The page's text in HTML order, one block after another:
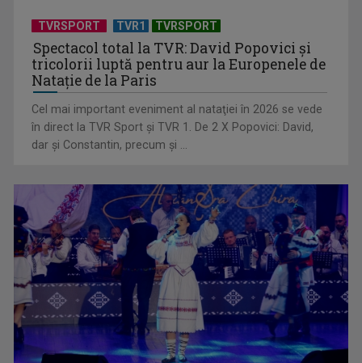
„Dansatoarea din umbră”, un thriller psihologic despre
loialitate și ...
UNTOLD ONE, la Cluj-Napoca | VIDEO
TVRSPORT TVR1 TVRSPORT
Spectacol total la TVR: David Popovici și
tricolorii luptă pentru aur la Europenele de
Natație de la Paris
Cel mai important eveniment al nataţiei în 2026 se vede
în direct la TVR Sport şi TVR 1. De 2 X Popovici: David,
dar şi Constantin, precum şi ...